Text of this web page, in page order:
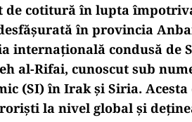
de cotitură în lupta
în provincia
internațională condusă de
al-Rifai, cunoscut sub
(SI) în Irak și Siria.
la nivel global și